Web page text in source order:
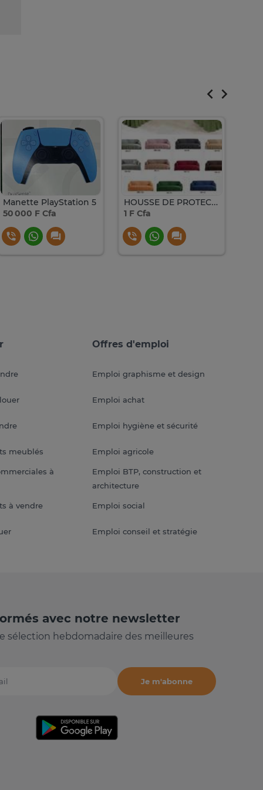
Manette PlayStation 5
50 000 F Cfa
HOUSSE DE PROTECTION POUR CANAPE ET SALON
1 F Cfa
meublés
à
à vendre
Offres d'emploi
Emploi graphisme et design
Emploi achat
Emploi hygiène et sécurité
Emploi agricole
Emploi BTP, construction et
architecture
Emploi social
Emploi conseil et stratégie
avec notre newsletter
sélection hebdomadaire des meilleures
Je m'abonne